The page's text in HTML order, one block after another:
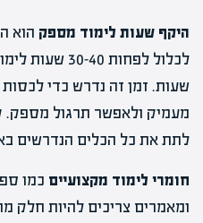
היקף שעות לימוד מספק הוא
שעות. זמן זה נדרש כדי
לתת את כל הכלים הנדרשים
חומרי לימוד מקצועיים כמו
ומאמרים צריכים להיות חלק